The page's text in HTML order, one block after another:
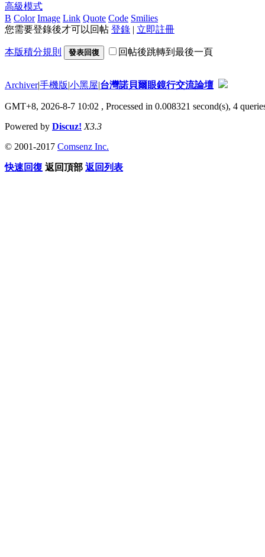
高級模式
B Color Image Link Quote Code Smilies
您需要登錄後才可以回帖 登錄 | 立即註冊
本版積分規則 發表回復 回帖後跳轉到最後一頁
Archiver|手機版|小黑屋|台灣諾貝爾眼鏡行交流論壇
GMT+8, 2026-8-7 10:02 , Processed in 0.008321 second(s), 4
Powered by Discuz! X3.3
© 2001-2017 Comsenz Inc.
快速回復 返回頂部 返回列表